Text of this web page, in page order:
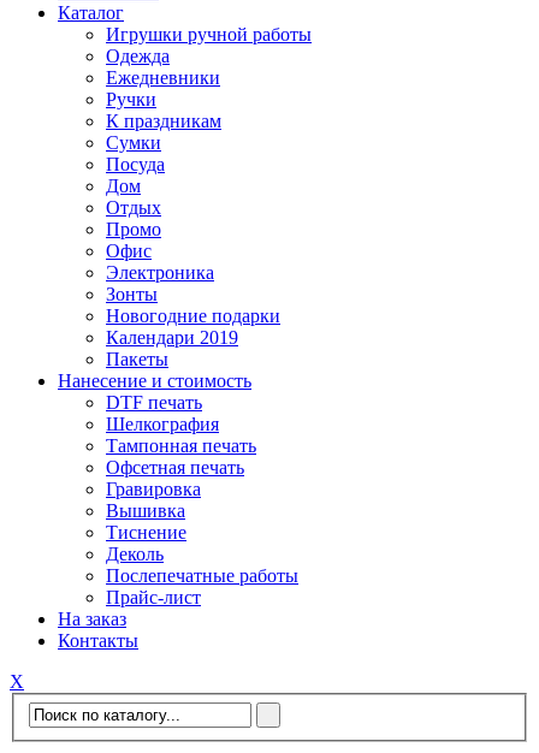
Каталог
Игрушки ручной работы
Одежда
Ежедневники
Ручки
К праздникам
Сумки
Посуда
Дом
Отдых
Промо
Офис
Электроника
Зонты
Новогодние подарки
Календари 2019
Пакеты
Нанесение и стоимость
DTF печать
Шелкография
Тампонная печать
Офсетная печать
Гравировка
Вышивка
Тиснение
Деколь
Послепечатные работы
Прайс-лист
На заказ
Контакты
Х